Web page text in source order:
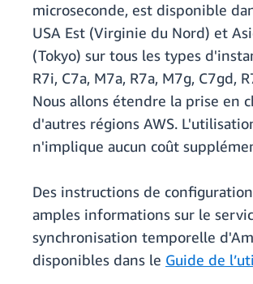
microseconde, est disponible
USA Est (Virginie du Nord) et
(Tokyo) sur tous les types
R7i, C7a, M7a, R7a, M7g, C7gd,
Nous allons étendre la prise en
d'autres régions AWS.
n'implique aucun coût
Des instructions de
amples informations sur le
synchronisation temporelle
disponibles dans le Guide de